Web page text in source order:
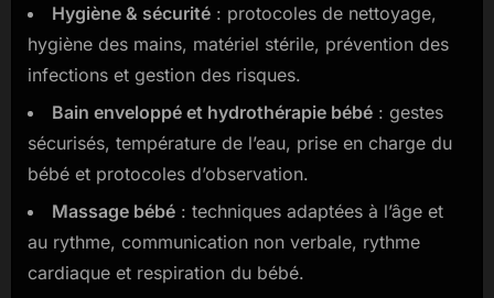
Hygiène & sécurité : protocoles de nettoyage,
hygiène des mains, matériel stérile, prévention des
infections et gestion des risques.
Bain enveloppé et hydrothérapie bébé : gestes
sécurisés, température de l’eau, prise en charge du
bébé et protocoles d’observation.
Massage bébé : techniques adaptées à l’âge et
au rythme, communication non verbale, rythme
cardiaque et respiration du bébé.